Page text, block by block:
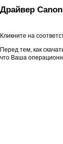
Драйвер
Кликните на
Перед тем, как
что Ваша